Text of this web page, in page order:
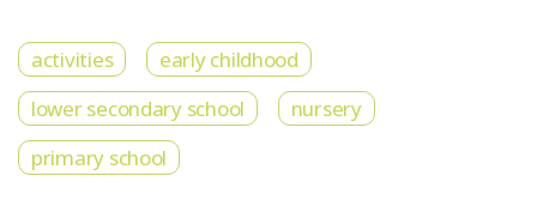
activities
early childhood
lower secondary school
nursery
primary school